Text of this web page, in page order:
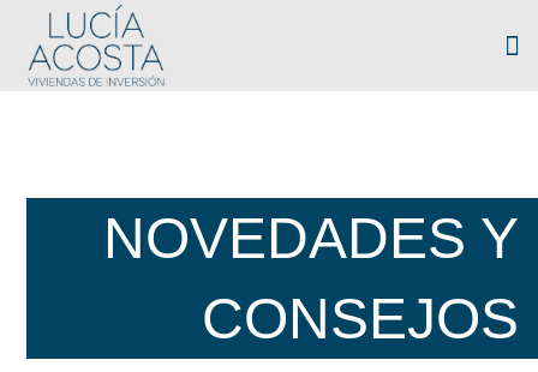
NOVEDADES Y
CONSEJOS